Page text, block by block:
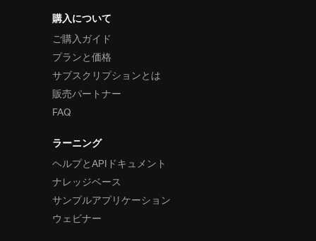
購入について
ご購入ガイド
プランと価格
サブスクリプションとは
販売パートナー
FAQ
ラーニング
ヘルプとAPIドキュメント
ナレッジベース
サンプルアプリケーション
ウェビナー